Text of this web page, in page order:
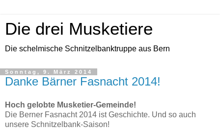
Die drei Musketiere
Die schelmische Schnitzelbanktruppe aus Bern
Sonntag, 9. März 2014
Danke Bärner Fasnacht 2014!
Hoch gelobte Musketier-Gemeinde!
Die Berner Fasnacht 2014 ist Geschichte. Und so auch
unsere Schnitzelbank-Saison!